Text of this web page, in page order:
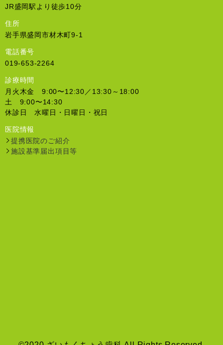
JR盛岡駅より徒歩10分
住所
岩手県盛岡市材木町9-1
電話番号
019-653-2264
診療時間
月火木金 9:00〜12:30／13:30～18:00
土 9:00〜14:30
休診日 水曜日・日曜日・祝日
医院情報
提携医院のご紹介
施設基準届出項目等